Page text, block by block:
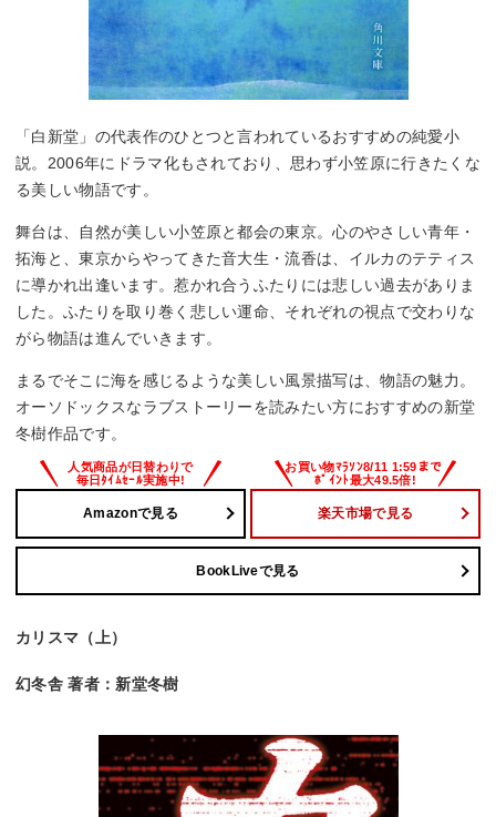
「白新堂」の代表作のひとつと言われているおすすめの純愛小
説。2006年にドラマ化もされており、思わず小笠原に行きたくな
る美しい物語です。
舞台は、自然が美しい小笠原と都会の東京。心のやさしい青年・
拓海と、東京からやってきた音大生・流香は、イルカのテティス
に導かれ出逢います。惹かれ合うふたりには悲しい過去がありま
した。ふたりを取り巻く悲しい運命、それぞれの視点で交わりな
がら物語は進んでいきます。
まるでそこに海を感じるような美しい風景描写は、物語の魅力。
オーソドックスなラブストーリーを読みたい方におすすめの新堂
冬樹作品です。
Amazonで見る 楽天市場で見る
BookLiveで見る
カリスマ（上）
幻冬舎 著者：新堂冬樹